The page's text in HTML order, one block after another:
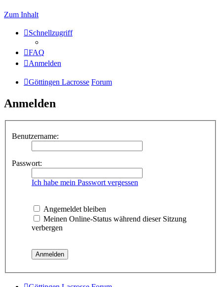
Zum Inhalt
Schnellzugriff
FAQ
Anmelden
Göttingen Lacrosse Forum
Anmelden
Benutzername:
Passwort:
Ich habe mein Passwort vergessen
Angemeldet bleiben
Meinen Online-Status während dieser Sitzung
verbergen